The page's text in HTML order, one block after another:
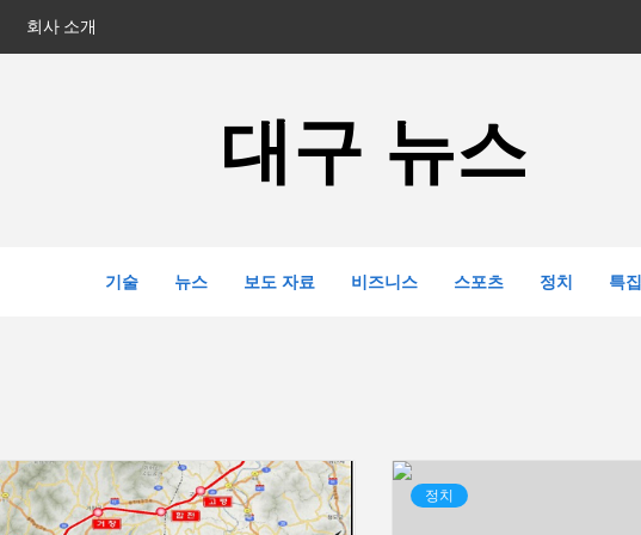
회사 소개
대구 뉴스
기술 뉴스 보도 자료 비즈니스 스포츠 정치 특집
정치